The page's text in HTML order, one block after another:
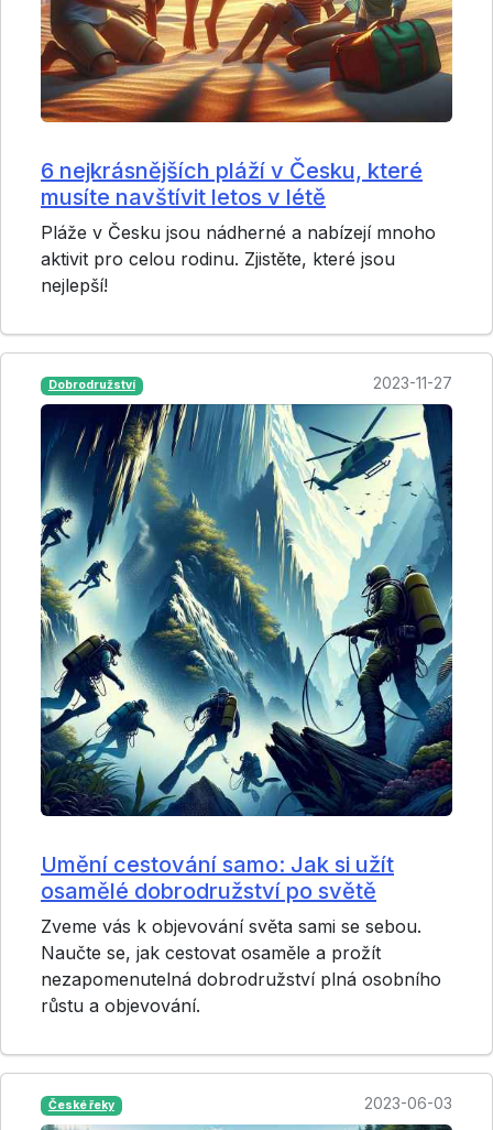
6 nejkrásnějších pláží v Česku, které
musíte navštívit letos v létě
Pláže v Česku jsou nádherné a nabízejí mnoho
aktivit pro celou rodinu. Zjistěte, které jsou
nejlepší!
Dobrodružství 2023-11-27
Umění cestování samo: Jak si užít
osamělé dobrodružství po světě
Zveme vás k objevování světa sami se sebou.
Naučte se, jak cestovat osaměle a prožít
nezapomenutelná dobrodružství plná osobního
růstu a objevování.
České řeky 2023-06-03